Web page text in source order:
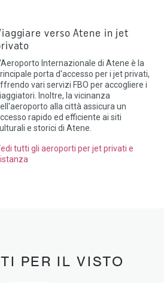
verso Atene in jet
L'Aeroporto Internazionale di Atene è la
porta d'accesso per i jet privati,
vari servizi FBO per accogliere i
Inoltre, la vicinanza
alla città assicura un
rapido ed efficiente ai siti
e storici di Atene.
tutti gli aeroporti per jet privati e
PER IL VISTO